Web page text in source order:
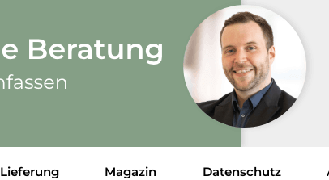
Lieferung Magazin Datenschutz